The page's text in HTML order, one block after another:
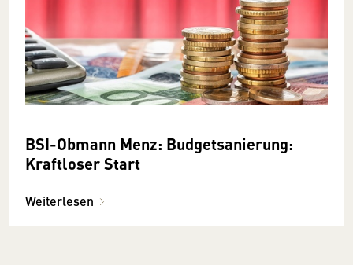
BSI-Obmann Menz: Budgetsanierung:
Kraftloser Start
Weiterlesen